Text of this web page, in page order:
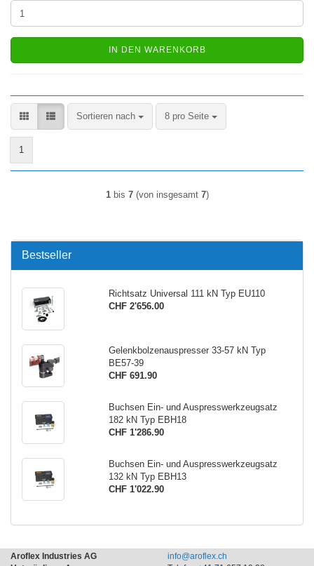
IN DEN WARENKORB
Sortieren nach
Sortieren nach 8 pro Seite
pro Seite
1
1bis 7(von insgesamt 7)
Bestseller
Richtsatz Universal 111 kN Typ EU110
CHF 2'656.00
Gelenkbolzenauspresser 33-57 kN Typ
BE57-39
CHF 691.90
Buchsen Ein- und Auspresswerkzeugsatz
182 kN Typ EBH18
CHF 1'286.90
Buchsen Ein- und Auspresswerkzeugsatz
132 kN Typ EBH13
CHF 1'022.90
Aroflex Industries AG
info@aroflex.ch